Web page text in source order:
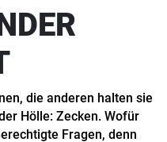
die anderen halten sie
Hölle: Zecken. Wofür
Fragen, denn